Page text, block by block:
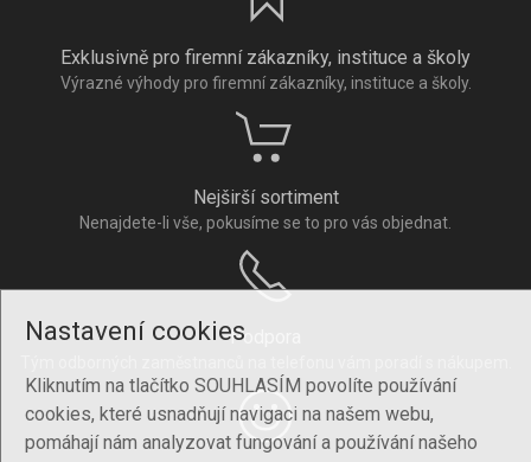
Nastavení cookies
Kliknutím na tlačítko SOUHLASÍM povolíte používání
cookies, které usnadňují navigaci na našem webu,
pomáhají nám analyzovat fungování a používání našeho
Exklusivně pro firemní zákazníky, instituce a školy
Výrazné výhody pro firemní zákazníky, instituce a školy.
Nejširší sortiment
Nenajdete-li vše, pokusíme se to pro vás objednat.
Podpora